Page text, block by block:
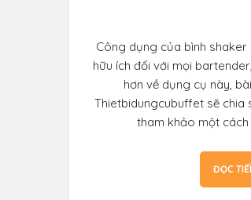
Công dụng của bình shaker
hữu ích đối với mọi
hơn về dụng cụ này,
Thietbidungcubuffet sẽ chia
tham khảo một cách
ĐỌC